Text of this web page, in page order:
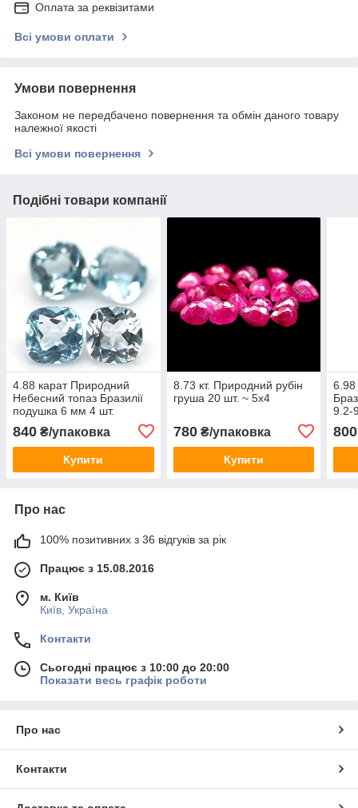
Оплата за реквізитами
Всі умови оплати
Умови повернення
Законом не передбачено повернення та обмін даного товару
належної якості
Всі умови повернення
Подібні товари компанії
4.88 карат Природний
Небесний топаз Бразилії
подушка 6 мм 4 шт.
840 ₴/упаковка
Купити
8.73 кт. Природний рубін
груша 20 шт. ~ 5x4
780₴/упаковка
Купити
6.98
9.2-
800
Про нас
100% позитивних з 36 відгуків за рік
Працює з 15.08.2016
м. Київ
Київ, Україна
Контакти
Сьогодні працює з 10:00 до 20:00
Показати весь графік роботи
Про нас
Контакти